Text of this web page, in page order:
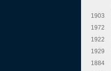
1903
1972
1922
1929
1884